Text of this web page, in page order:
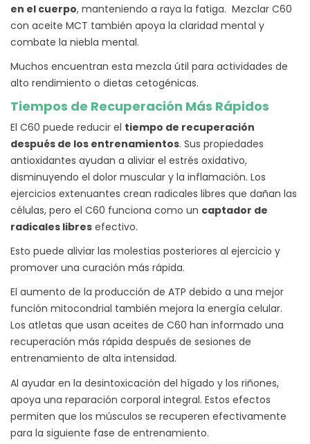
en el cuerpo, manteniendo a raya la fatiga. Mezclar C60
con aceite MCT también apoya la claridad mental y
combate la niebla mental.
Muchos encuentran esta mezcla útil para actividades de
alto rendimiento o dietas cetogénicas.
Tiempos de Recuperación Más Rápidos
El C60 puede reducir el tiempo de recuperación
después de los entrenamientos. Sus propiedades
antioxidantes ayudan a aliviar el estrés oxidativo,
disminuyendo el dolor muscular y la inflamación. Los
ejercicios extenuantes crean radicales libres que dañan las
células, pero el C60 funciona como un captador de
radicales libres efectivo.
Esto puede aliviar las molestias posteriores al ejercicio y
promover una curación más rápida.
El aumento de la producción de ATP debido a una mejor
función mitocondrial también mejora la energía celular.
Los atletas que usan aceites de C60 han informado una
recuperación más rápida después de sesiones de
entrenamiento de alta intensidad.
Al ayudar en la desintoxicación del hígado y los riñones,
apoya una reparación corporal integral. Estos efectos
permiten que los músculos se recuperen efectivamente
para la siguiente fase de entrenamiento.